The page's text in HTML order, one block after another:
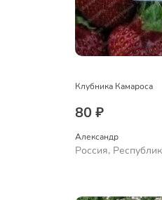
Клубника Камароса
80 ₽
Александр
Россия,